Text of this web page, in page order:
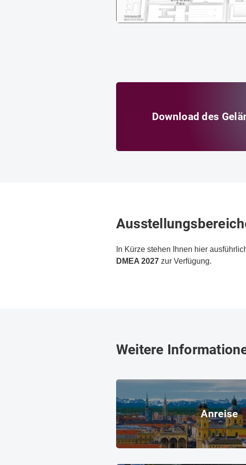
Download des
In Kürze stehen Ihnen hier
DMEA 2027 zur Verfügung.
Weitere
Anreise
Anreise